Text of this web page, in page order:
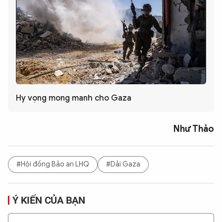
Hy vọng mong manh cho Gaza
Như Thảo
#Hội đồng Bảo an LHQ #Dải Gaza
Ý KIẾN CỦA BẠN